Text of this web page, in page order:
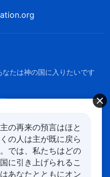
たは神の国に入りたいです
の再来の預言はほと
の人は主が既に戻ら
では、私たちはどの
に引き上げられるこ
あなたとともにオン